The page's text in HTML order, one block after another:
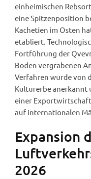
einheimischen
eine Spitzenposition
Kachetien im Osten
etabliert.
Fortführung der
Boden vergrabenen
Verfahren wurde von
Kulturerbe anerkannt
einer
auf internationalen
Expansion
2026